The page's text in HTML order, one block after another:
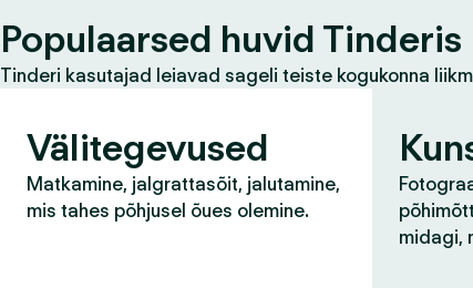
Populaarsed huvid Tinderis
Tinderi kasutajad leiavad sageli teiste kogukonna
Välitegevused
Matkamine, jalgrattasõit, jalutamine,
mis tahes põhjusel õues olemine.
midagi,